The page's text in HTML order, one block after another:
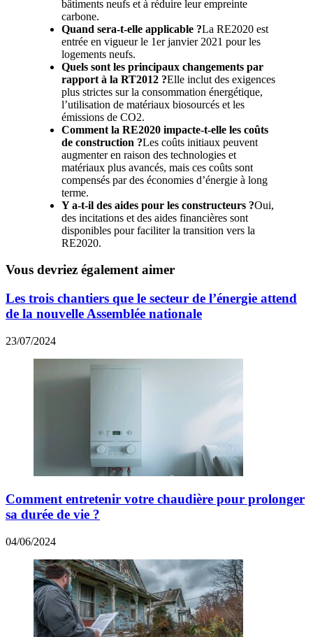
bâtiments neufs et à réduire leur empreinte
carbone.
Quand sera-t-elle applicable ?La RE2020 est
entrée en vigueur le 1er janvier 2021 pour les
logements neufs.
Quels sont les principaux changements par
rapport à la RT2012 ?Elle inclut des exigences
plus strictes sur la consommation énergétique,
l’utilisation de matériaux biosourcés et les
émissions de CO2.
Comment la RE2020 impacte-t-elle les coûts
de construction ?Les coûts initiaux peuvent
augmenter en raison des technologies et
matériaux plus avancés, mais ces coûts sont
compensés par des économies d’énergie à long
terme.
Y a-t-il des aides pour les constructeurs ?Oui,
des incitations et des aides financières sont
disponibles pour faciliter la transition vers la
RE2020.
Vous devriez également aimer
Les trois chantiers que le secteur de l’énergie attend
de la nouvelle Assemblée nationale
23/07/2024
Comment entretenir votre chaudière pour prolonger
sa durée de vie ?
04/06/2024